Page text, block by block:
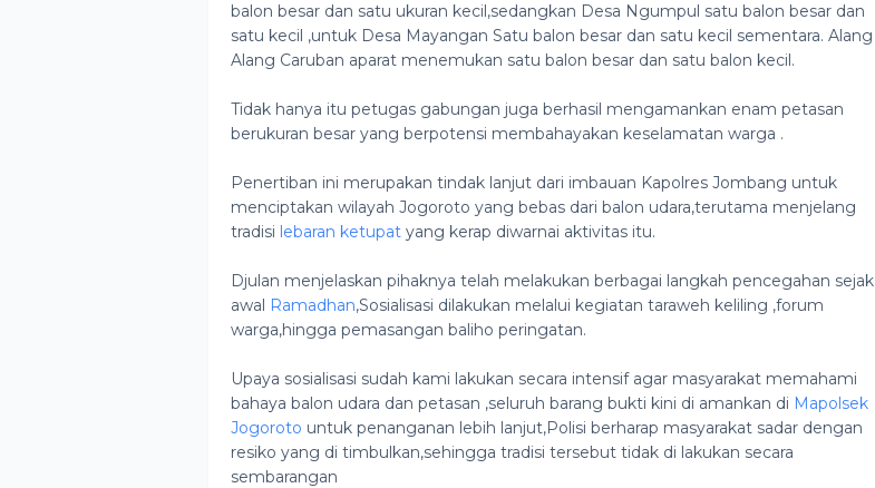
balon besar dan satu ukuran kecil,sedangkan Desa Ngumpul satu balon besar dan
satu kecil ,untuk Desa Mayangan Satu balon besar dan satu kecil sementara. Alang
Alang Caruban aparat menemukan satu balon besar dan satu balon kecil.
Tidak hanya itu petugas gabungan juga berhasil mengamankan enam petasan
berukuran besar yang berpotensi membahayakan keselamatan warga .
Penertiban ini merupakan tindak lanjut dari imbauan Kapolres Jombang untuk
menciptakan wilayah Jogoroto yang bebas dari balon udara,terutama menjelang
tradisi lebaran ketupat yang kerap diwarnai aktivitas itu.
Djulan menjelaskan pihaknya telah melakukan berbagai langkah pencegahan sejak
awal Ramadhan,Sosialisasi dilakukan melalui kegiatan taraweh keliling ,forum
warga,hingga pemasangan baliho peringatan.
Upaya sosialisasi sudah kami lakukan secara intensif agar masyarakat memahami
bahaya balon udara dan petasan ,seluruh barang bukti kini di amankan di Mapolsek
Jogoroto untuk penanganan lebih lanjut,Polisi berharap masyarakat sadar dengan
resiko yang di timbulkan,sehingga tradisi tersebut tidak di lakukan secara
sembarangan